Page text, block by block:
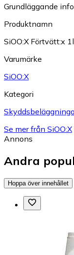
Grundläggande
Produktnamn
SiOO:X Förtvätt:x
Varumärke
SiOO:X
Kategori
Se mer från SiOO:X
Annons
Andra
Hoppa över innehållet